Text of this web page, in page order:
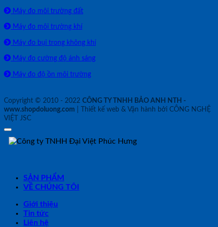
Máy đo môi trường đất
Máy đo môi trường khí
Máy đo bụi trong không khí
Máy đo cường độ ánh sáng
Máy đo độ ồn môi trường
Copyright © 2010 - 2022 CÔNG TY TNHH BẢO ANH NTH -
www.shopdoluong.com | Thiết kế web & Vận hành bởi CÔNG NGHỆ
VIỆT JSC
SẢN PHẨM
VỀ CHÚNG TÔI
Giới thiệu
Tin tức
Liên hệ